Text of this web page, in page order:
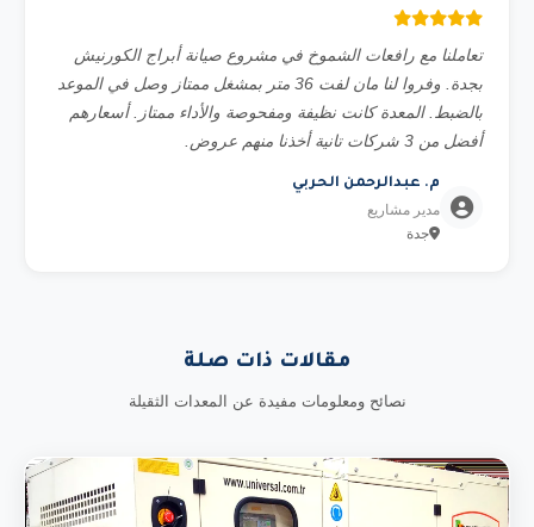
تعاملنا مع رافعات الشموخ في مشروع صيانة أبراج الكورنيش
بجدة. وفروا لنا مان لفت 36 متر بمشغل ممتاز وصل في الموعد
بالضبط. المعدة كانت نظيفة ومفحوصة والأداء ممتاز. أسعارهم
أفضل من 3 شركات تانية أخذنا منهم عروض.
م. عبدالرحمن الحربي
مدير مشاريع
جدة
مقالات ذات صلة
نصائح ومعلومات مفيدة عن المعدات الثقيلة